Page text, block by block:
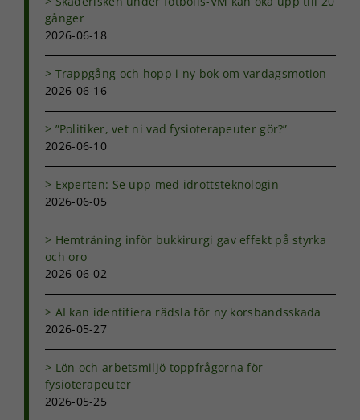
gånger
2026-06-18
Trappgång och hopp i ny bok om vardagsmotion
2026-06-16
”Politiker, vet ni vad fysioterapeuter gör?”
2026-06-10
Experten: Se upp med idrottsteknologin
2026-06-05
Hemträning inför bukkirurgi gav effekt på styrka
och oro
2026-06-02
AI kan identifiera rädsla för ny korsbandsskada
2026-05-27
Lön och arbetsmiljö toppfrågorna för
fysioterapeuter
2026-05-25